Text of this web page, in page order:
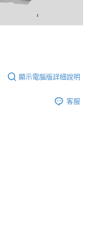
顯示電腦版詳細說明
客服